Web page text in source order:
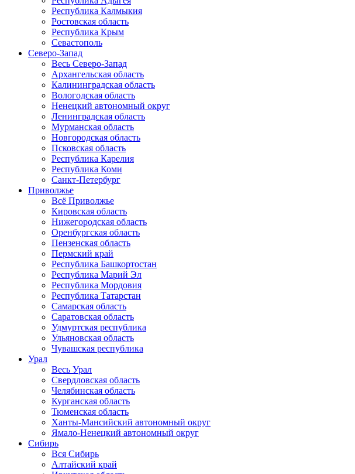
Республика Калмыкия
Ростовская область
Республика Крым
Севастополь
Северо-Запад
Весь Северо-Запад
Архангельская область
Калининградская область
Вологодская область
Ненецкий автономный округ
Ленинградская область
Мурманская область
Новгородская область
Псковская область
Республика Карелия
Республика Коми
Санкт-Петербург
Приволжье
Всё Приволжье
Кировская область
Нижегородская область
Оренбургская область
Пензенская область
Пермский край
Республика Башкортостан
Республика Марий Эл
Республика Мордовия
Республика Татарстан
Самарская область
Саратовская область
Удмуртская республика
Ульяновская область
Чувашская республика
Урал
Весь Урал
Свердловская область
Челябинская область
Курганская область
Тюменская область
Ханты-Мансийский автономный округ
Ямало-Ненецкий автономный округ
Сибирь
Вся Сибирь
Алтайский край